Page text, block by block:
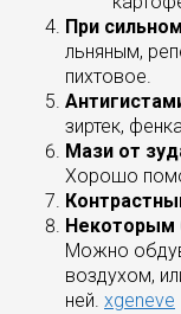
При
льняным,
пихтовое.
зиртек,
Мази от
Хорошо
Некоторым
Можно
воздухом,
ней. xgeneve